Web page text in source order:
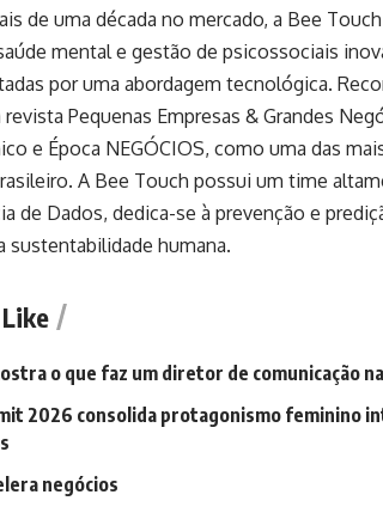
de uma década no mercado, a Bee
mental e gestão de psicossociais
por uma abordagem tecnológica.
Pequenas Empresas & Grandes
e Época NEGÓCIOS, como uma das
A Bee Touch possui um time
de Dados, dedica-se à prevenção e
sustentabilidade humana.
o que faz um diretor de comunicação
2026 consolida protagonismo feminino
negócios